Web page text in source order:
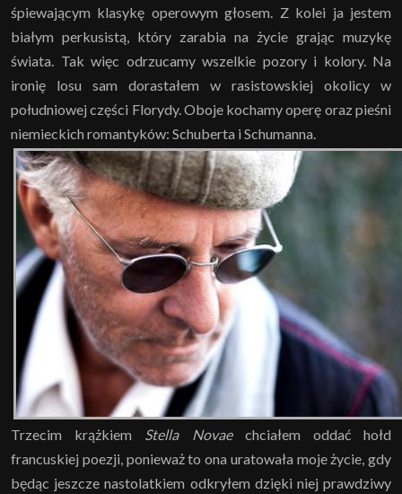
śpiewającym klasykę operowym głosem. Z kolei ja jestem
białym perkusistą, który zarabia na życie grając muzykę
świata. Tak więc odrzucamy wszelkie pozory i kolory. Na
ironię losu sam dorastałem w rasistowskiej okolicy w
południowej części Florydy. Oboje kochamy operę oraz pieśni
niemieckich romantyków: Schuberta i Schumanna.
Trzecim krążkiem Stella Novaechciałem oddać hołd
francuskiej poezji, ponieważ to ona uratowała moje życie, gdy
będąc jeszcze nastolatkiem odkryłem dzięki niej prawdziwy